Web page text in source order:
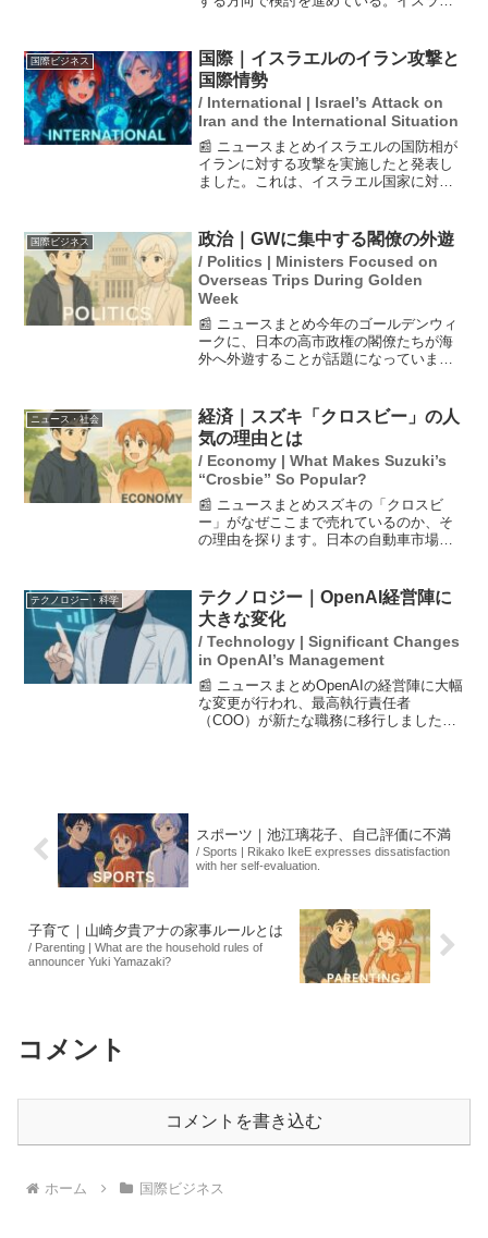
が始まったとの報道もある。一方、米軍
はホルムズ海峡の封鎖を...
国際ビジネス
国際｜イスラエルのイラン攻撃と
国際情勢
/ International | Israel’s Attack on
Iran and the International Situation
📰 ニュースまとめイスラエルの国防相が
イランに対する攻撃を実施したと発表し
ました。これは、イスラエル国家に対す
の報道があります。イラン国営メディア
は、テヘランでの爆発を...
国際ビジネス 政治｜GWに集中する閣僚の外遊
/ Politics | Ministers Focused on
Overseas Trips During Golden
Week
📰 ニュースまとめ今年のゴールデンウィ
ークに、日本の高市政権の閣僚たちが海
外へ外遊することが話題になっていま
大4カ国に及びます。外遊の目的には医療
物資の安定供給やベ...
ニュース・社会
経済｜スズキ「クロスビー」の人
気の理由とは
/ Economy | What Makes Suzuki’s
“Crosbie” So Popular?
📰 ニュースまとめスズキの「クロスビ
ー」がなぜここまで売れているのか、そ
の理由を探ります。日本の自動車市場で
ます。「クロスビー」はその中で特に注
目されており、開発者が...
テクノロジー・科学
テクノロジー｜OpenAI経営陣に
大きな変化
/ Technology | Significant Changes
in OpenAI’s Management
📰 ニュースまとめOpenAIの経営陣に大幅
な変更が行われ、最高執行責任者
（COO）が新たな職務に移行しました。
スポーツ｜池江璃花子、自己評価に不満
/ Sports | Rikako IkeE expresses dissatisfaction
with her self-evaluation.
子育て｜山崎夕貴アナの家事ルールとは
/ Parenting | What are the household rules of
announcer Yuki Yamazaki?
コメント
コメントを書き込む
ホーム 国際ビジネス